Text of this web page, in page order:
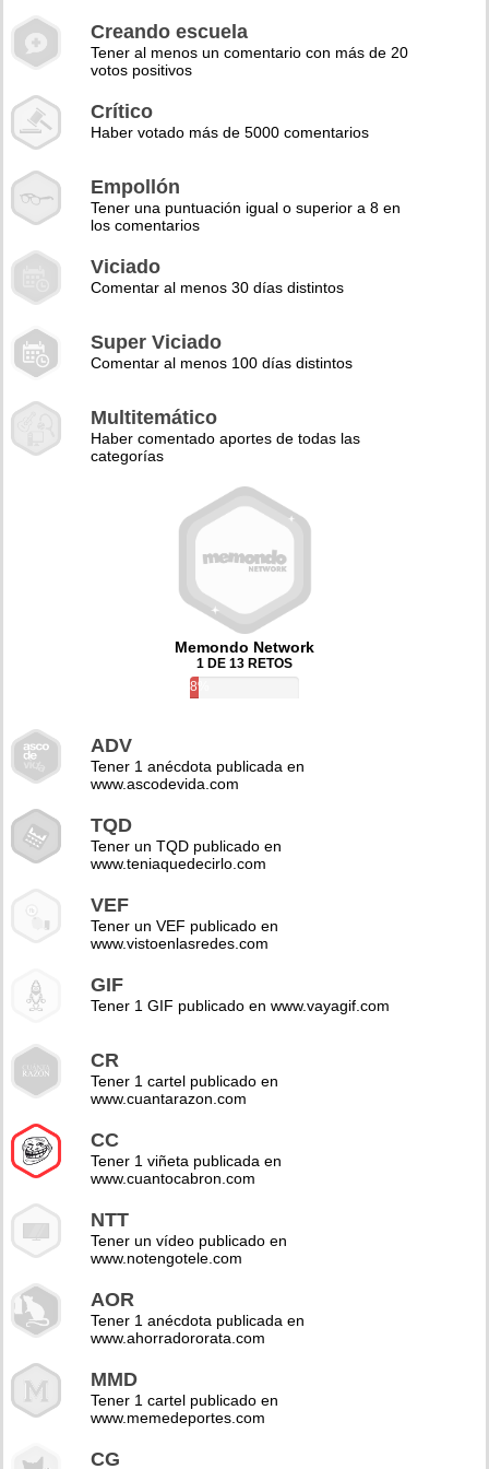
Creando escuela
Tener al menos un comentario con más de 20
votos positivos
Crítico
Haber votado más de 5000 comentarios
Empollón
Tener una puntuación igual o superior a 8 en
los comentarios
Viciado
Comentar al menos 30 días distintos
Super Viciado
Comentar al menos 100 días distintos
Multitemático
Haber comentado aportes de todas las
categorías
Memondo Network
1 DE 13 RETOS
8%
ADV
Tener 1 anécdota publicada en
www.ascodevida.com
TQD
Tener un TQD publicado en
www.teniaquedecirlo.com
VEF
Tener un VEF publicado en
www.vistoenlasredes.com
GIF
Tener 1 GIF publicado en www.vayagif.com
CR
Tener 1 cartel publicado en
www.cuantarazon.com
CC
Tener 1 viñeta publicada en
www.cuantocabron.com
NTT
Tener un vídeo publicado en
www.notengotele.com
AOR
Tener 1 anécdota publicada en
www.ahorradororata.com
MMD
Tener 1 cartel publicado en
www.memedeportes.com
CG